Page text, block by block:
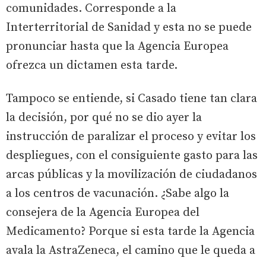
comunidades. Corresponde a la
Interterritorial de Sanidad y esta no se puede
pronunciar hasta que la Agencia Europea
ofrezca un dictamen esta tarde.
Tampoco se entiende, si Casado tiene tan clara
la decisión, por qué no se dio ayer la
instrucción de paralizar el proceso y evitar los
despliegues, con el consiguiente gasto para las
arcas públicas y la movilización de ciudadanos
a los centros de vacunación. ¿Sabe algo la
consejera de la Agencia Europea del
Medicamento? Porque si esta tarde la Agencia
avala la AstraZeneca, el camino que le queda a